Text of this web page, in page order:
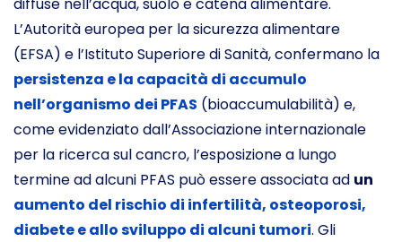
diffuse nell’acqua, suolo e catena alimentare.
L’Autorità europea per la sicurezza alimentare
(EFSA) e l’Istituto Superiore di Sanità, confermano la
persistenza e la capacità di accumulo
nell’organismo dei PFAS (bioaccumulabilità) e,
come evidenziato dall’Associazione internazionale
per la ricerca sul cancro, l’esposizione a lungo
termine ad alcuni PFAS può essere associata ad un
aumento del rischio di infertilità, osteoporosi,
diabete e allo sviluppo di alcuni tumori. Gli